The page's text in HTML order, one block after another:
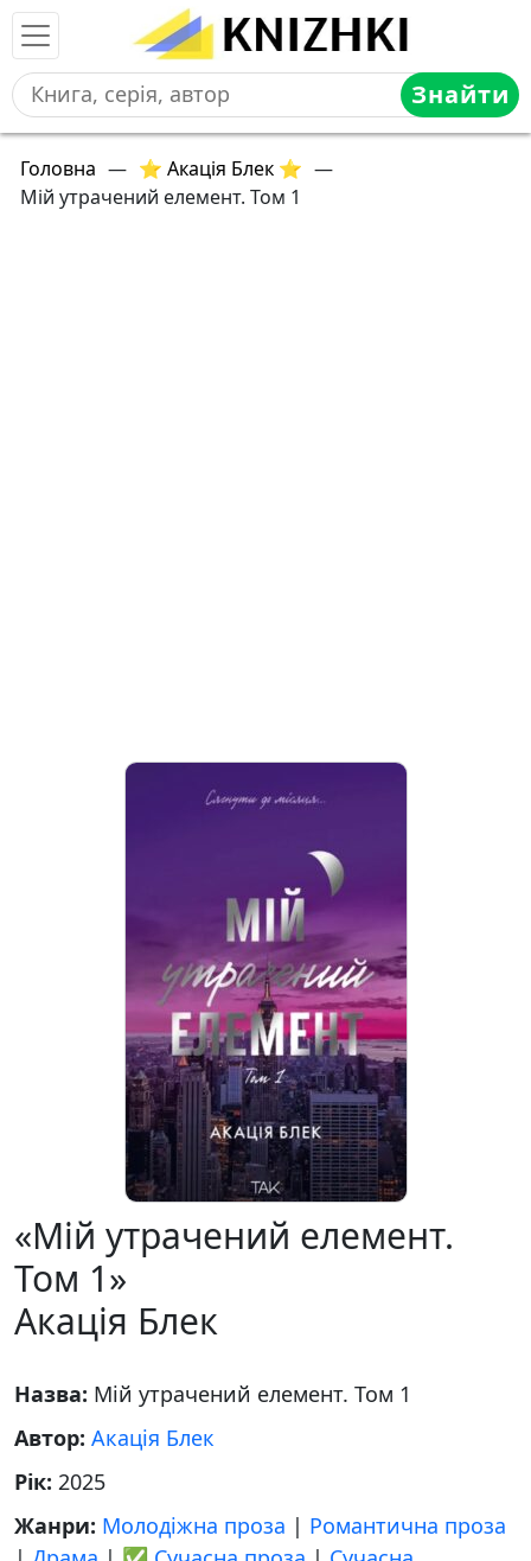
Знайти
Головна — ⭐ Акація Блек ⭐ —
Мій утрачений елемент. Том 1
«Мій утрачений елемент.
Том 1»
Акація Блек
Назва: Мій утрачений елемент. Том 1
Автор: Акація Блек
Рік: 2025
Жанри: Молодіжна проза | Романтична проза